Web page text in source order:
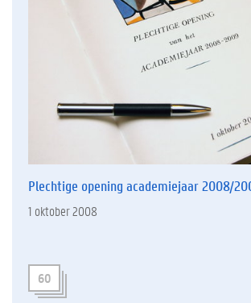
Plechtige opening academiejaar 2008/
1 oktober 2008
60